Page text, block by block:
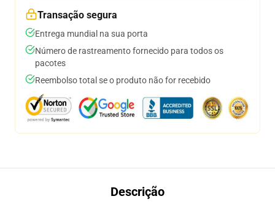
Transação segura
Entrega mundial na sua porta
Número de rastreamento fornecido para todos os
pacotes
Reembolso total se o produto não for recebido
Descrição